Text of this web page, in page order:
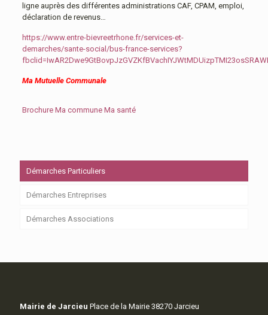
ligne auprès des différentes administrations CAF, CPAM, emploi,
déclaration de revenus…
https://www.entre-bievreetrhone.fr/services-et-
demarches/sante-social/bus-france-services?
Ma Mutuelle Communale
Brochure Ma commune Ma santé
Démarches Particuliers
Démarches Entreprises
Démarches Associations
Mairie de Jarcieu Place de la Mairie 38270 Jarcieu